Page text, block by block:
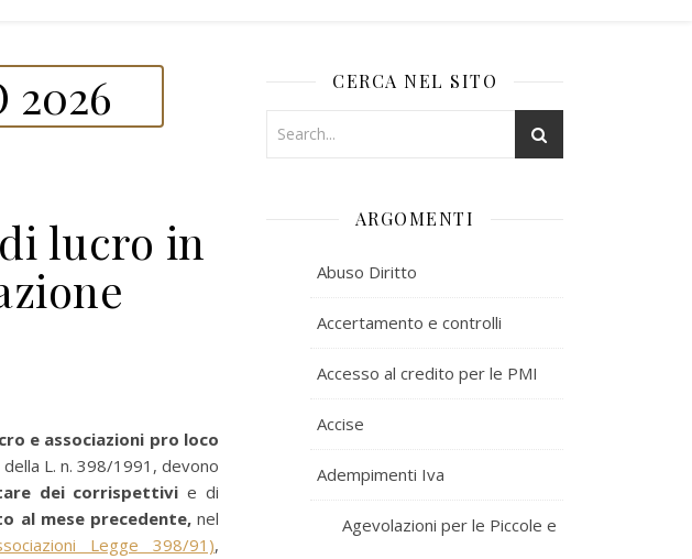
2026
lucro in
e associazioni pro loco
della L. n. 398/1991, devono
dei corrispettivie di
al mese precedente,nel
Legge 398/91),
CERCA NEL SITO
ARGOMENTI
Abuso Diritto
Accertamento e controlli
Accesso al credito per le PMI
Accise
Adempimenti Iva
Agevolazioni per le Piccole e